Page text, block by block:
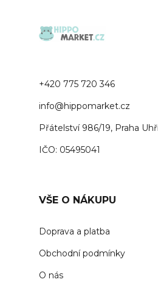
+420 775 720 346
info@hippomarket.cz
Přátelství 986/19, Praha
IČO: 05495041
VŠE O NÁKUPU
Doprava a platba
Obchodní podmínky
O nás